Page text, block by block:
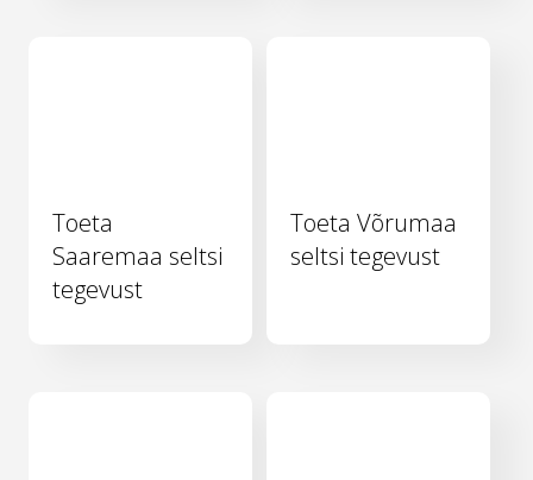
Toeta
Saaremaa seltsi
tegevust
Toeta Võrumaa
seltsi tegevust